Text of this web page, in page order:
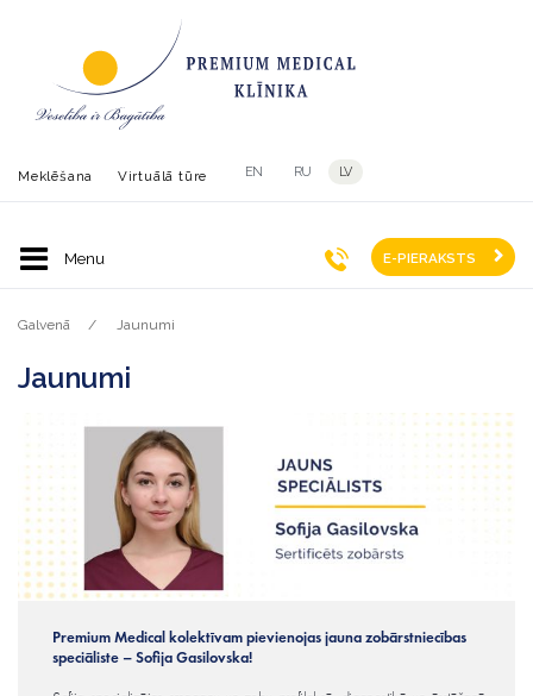
Meklēšana Virtuālā tūre EN RU LV
E-PIERAKSTS
Galvenā Jaunumi
Jaunumi
Premium Medical kolektīvam pievienojas jauna zobārstniecības
speciāliste – Sofija Gasilovska!